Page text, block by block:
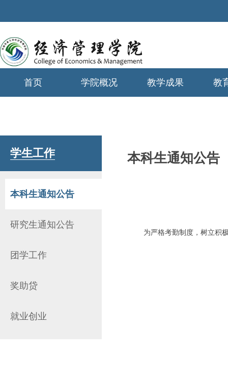
首页 学院概况 教学成果 教
学生工作
本科生通知公告
研究生通知公告
团学工作
奖助贷
就业创业
本科生通知公告
为严格考勤制度，树立积